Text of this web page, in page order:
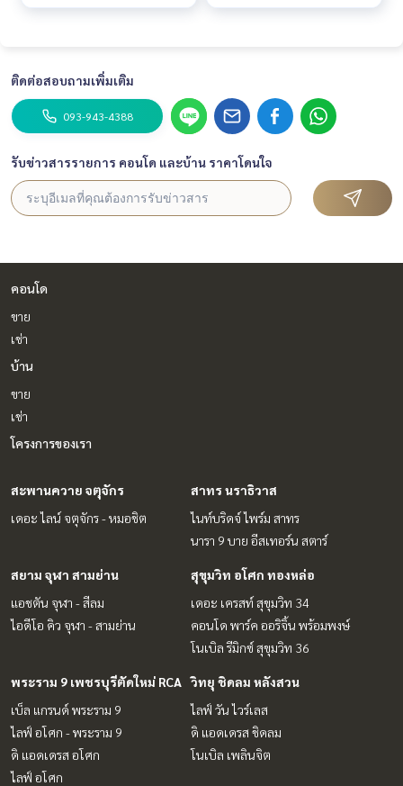
ติดต่อสอบถามเพิ่มเติม
093-943-4388
รับข่าวสารรายการ คอนโด และบ้าน ราคาโดนใจ
คอนโด
ขาย
เช่า
บ้าน
ขาย
เช่า
โครงการของเรา
สะพานควาย จตุจักร
เดอะ ไลน์ จตุจักร - หมอชิต
สาทร นราธิวาส
ไนท์บริดจ์ ไพร์ม สาทร
นารา 9 บาย อีสเทอร์น สตาร์
สยาม จุฬา สามย่าน
แอชตัน จุฬา - สีลม
ไอดีโอ คิว จุฬา - สามย่าน
สุขุมวิท อโศก ทองหล่อ
เดอะ เครสท์ สุขุมวิท 34
คอนโด พาร์ค ออริจิ้น พร้อมพงษ์
โนเบิล รีมิกซ์ สุขุมวิท 36
พระราม 9 เพชรบุรีตัดใหม่ RCA
เบ็ล แกรนด์ พระราม 9
ไลฟ์ อโศก - พระราม 9
ดิ แอดเดรส อโศก
ไลฟ์ อโศก
วิทยุ ชิดลม หลังสวน
ไลฟ์ วัน ไวร์เลส
ดิ แอดเดรส ชิดลม
โนเบิล เพลินจิต